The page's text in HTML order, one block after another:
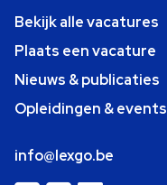
Bekijk alle vacatures
Plaats een vacature
Nieuws & publicaties
Opleidingen & events
info@lexgo.be